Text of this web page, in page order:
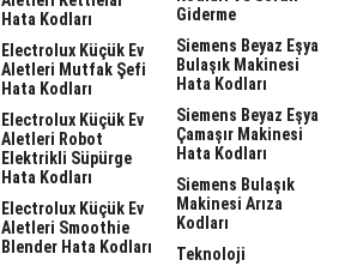
Hata Kodları
Electrolux Küçük Ev
Aletleri Mutfak Şefi
Hata Kodları
Electrolux Küçük Ev
Aletleri Robot
Elektrikli Süpürge
Hata Kodları
Electrolux Küçük Ev
Aletleri Smoothie
Blender Hata Kodları
Giderme
Siemens Beyaz Eşya
Bulaşık Makinesi
Hata Kodları
Siemens Beyaz Eşya
Çamaşır Makinesi
Hata Kodları
Siemens Bulaşık
Makinesi Arıza
Kodları
Teknoloji